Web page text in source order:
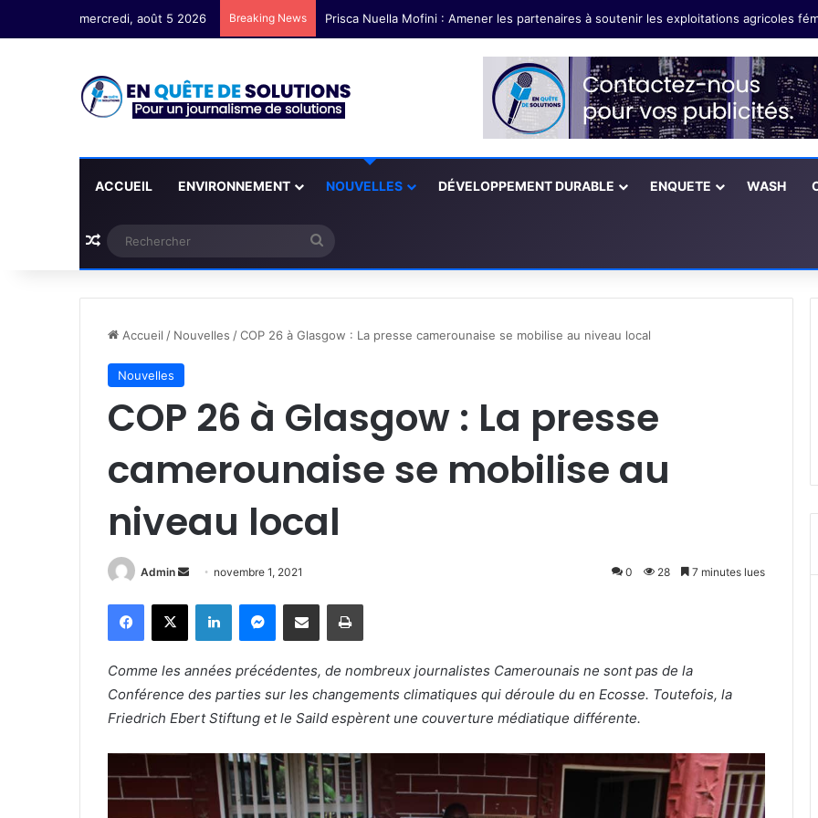
mercredi, août 5 2026 Breaking News
ACCUEIL ENVIRONNEMENT NOUVELLES DÉVELOPPEMENT DURABLE ENQUETE WASH
Plus d'articles
Accueil / Nouvelles /COP 26 à Glasgow : La presse camerounaise se mobilise au niveau local
Nouvelles
COP 26 à Glasgow : La presse
camerounaise se mobilise au
niveau local
Admin
r
u
novembre 1, 2021 0 28 7 minutes lues
Comme les années précédentes, de nombreux journalistes Camerounais ne sont pas de la
Conférence des parties sur les changements climatiques qui déroule du en Ecosse. Toutefois, la
Friedrich Ebert Stiftung et le Saild espèrent une couverture médiatique différente.